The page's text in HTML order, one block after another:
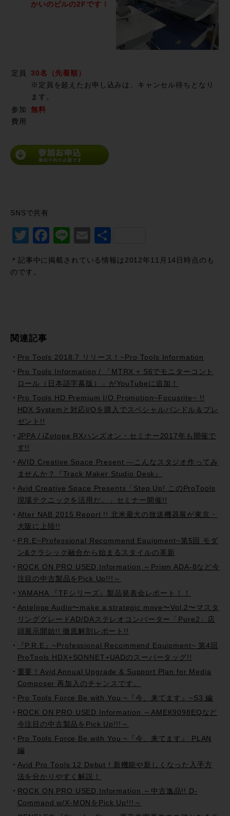
かいのビルの2Fです！
定員
30名（先着順）
※定員を超えたお申し込みは、キャンセル待ちとなり
ます。
参加
費用
無料
SNSで共有
Twitter
Facebook
LineEmail
＊記事中に掲載されている情報は2012年11月14日時点のも
のです。
関連記事
Pro Tools 2018.7 リリース！~Pro Tools Information
Pro Tools Information / 「MTRX + S6でモニターコント
ロール（日本語字幕版）」がYouTubeに追加！
Pro Tools HD Premium I/O Promotion~Focusrite~ !!
HDX Systemと対応I/Oを購入でスペシャルバンドル＆プレ
ゼント!!
JPPA / iZotope RXハンズオン・セミナー2017年も開催で
す!!
AVID Creative Space Present —こんなスタジオ作ってみ
ませんか？『Track Maker Studio Desk』
Avid Creative Space Presents「Step Up! このProTools
現場テクニックを活用だ。」セミナー開催!!
After NAB 2015 Report !! 北米最大の放送機器展が東京・
大阪に上陸!!
P.R.E~Professional Recommend Equipment~第5回 モダ
ン&クラシック融合から始まるスタイルの革新
ROCK ON PRO USED Information ～Prism ADA-8など今
注目の中古製品をPick Up!!!～
YAMAHA 『TFシリーズ』製品発表会レポート！！
Antelope Audio〜make a strategic move〜Vol.2〜マスタ
リンググレードAD/DAステレオコンバーター「Pure2」店
頭展示開始!! 徹底解剖レポート!!
『P.R.E』~Professional Recommend Equipment~ 第4回
ProTools HDX+SONNET+UADのスーパータッグ!!
重要！Avid Annual Upgrade & Support Plan for Media
Composer 再加入のチャンスです。
Pro Tools Force Be with You ~『今、来てます』~S3 編
ROCK ON PRO USED Information ～AMEK9098EQなど
今注目の中古製品をPick Up!!!～
Pro Tools Force Be with You ~『今、来てます』 PLAN
編
Avid Pro Tools 12 Debut ! 新機能や新しくなった入手方
法を分かりやすく解説！
ROCK ON PRO USED Information ～中古逸品!! D-
Command w/X-MONをPick Up!!!～